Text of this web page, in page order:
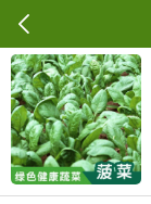
当前位置：